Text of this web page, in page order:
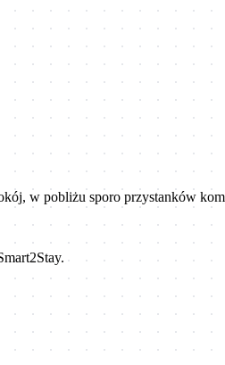
w pobliżu sporo przystanków